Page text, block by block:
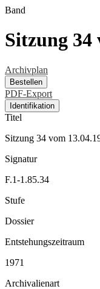
Band
Sitzung 34
Archivplan
Bestellen
PDF-Export
Identifikation
Titel
Sitzung 34 vom
Signatur
F.1-1.85.34
Stufe
Dossier
Entstehungszeitraum
1971
Archivalienart